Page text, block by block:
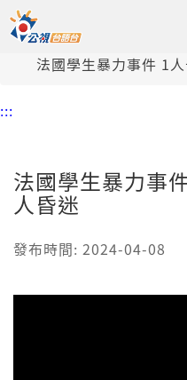
中央內容區塊
頭頁
法國學生暴力事件 1
:::
法國學生暴力事
人昏迷
發布時間: 2024-04-08